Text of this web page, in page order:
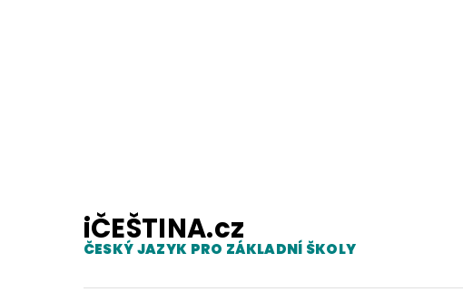
iČEŠTINA.cz
ČESKÝ JAZYK PRO ZÁKLADNÍ ŠKOLY